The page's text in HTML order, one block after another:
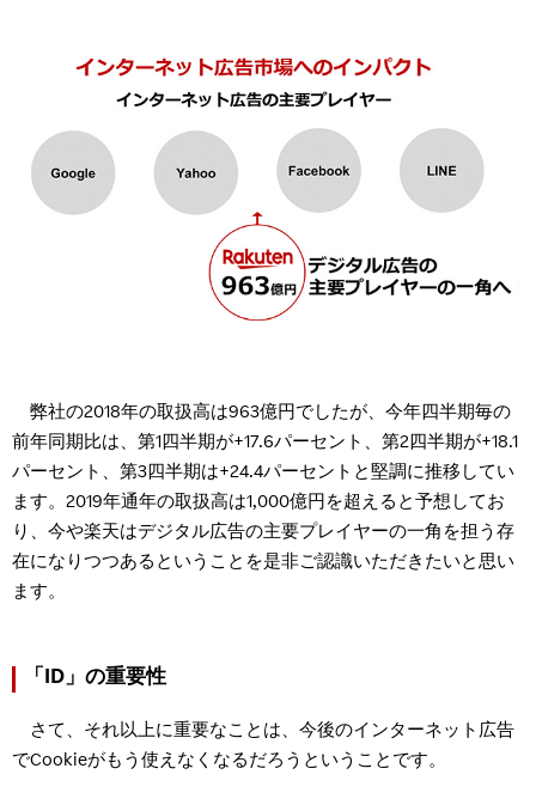
弊社の2018年の取扱高は963億円でしたが、今年四半期毎の
前年同期比は、第1四半期が+17.6パーセント、第2四半期が+18.1
パーセント、第3四半期は+24.4パーセントと堅調に推移してい
ます。2019年通年の取扱高は1,000億円を超えると予想してお
り、今や楽天はデジタル広告の主要プレイヤーの一角を担う存
在になりつつあるということを是非ご認識いただきたいと思い
ます。
「ID」の重要性
さて、それ以上に重要なことは、今後のインターネット広告
でCookieがもう使えなくなるだろうということです。